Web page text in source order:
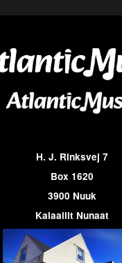
H. J. Rinksvej 7
Box 1620
3900 Nuuk
Kalaallit Nunaat